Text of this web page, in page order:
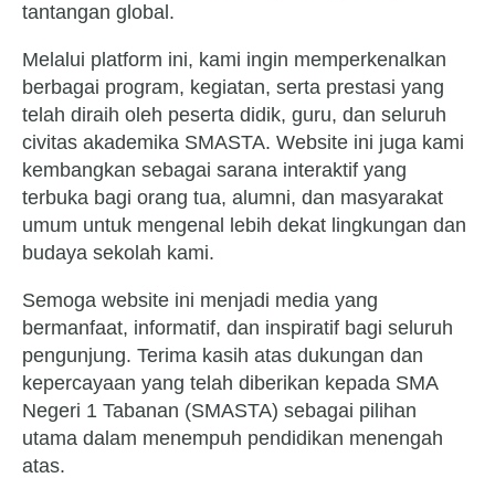
tantangan global.
Melalui platform ini, kami ingin memperkenalkan
berbagai program, kegiatan, serta prestasi yang
telah diraih oleh peserta didik, guru, dan seluruh
civitas akademika SMASTA. Website ini juga kami
kembangkan sebagai sarana interaktif yang
terbuka bagi orang tua, alumni, dan masyarakat
umum untuk mengenal lebih dekat lingkungan dan
budaya sekolah kami.
Semoga website ini menjadi media yang
bermanfaat, informatif, dan inspiratif bagi seluruh
pengunjung. Terima kasih atas dukungan dan
kepercayaan yang telah diberikan kepada SMA
Negeri 1 Tabanan (SMASTA) sebagai pilihan
utama dalam menempuh pendidikan menengah
atas.